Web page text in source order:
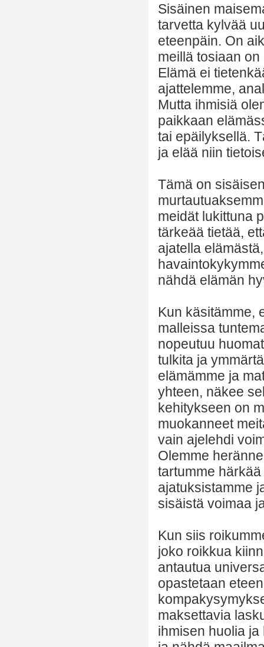
Sisäinen
tarvetta kylvää
eteenpäin. On
meillä tosiaan
Elämä ei
ajattelemme,
Mutta ihmisiä
paikkaan
tai epäilyksellä.
ja elää niin
Tämä on
meidät lukittuna
tärkeää tietää,
ajatella
nähdä elämän
Kun käsitämme,
malleissa
nopeutuu
tulkita ja
elämämme ja
yhteen, näkee
kehitykseen on
muokanneet
vain ajelehdi
Olemme
tartumme
ajatuksistamme
sisäistä voimaa
Kun siis
joko roikkua
antautua
opastetaan
maksettavia
ihmisen huolia